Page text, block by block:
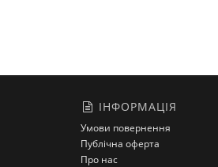
ІНФОРМАЦІЯ
Умови повернення
Публічна оферта
Про нас